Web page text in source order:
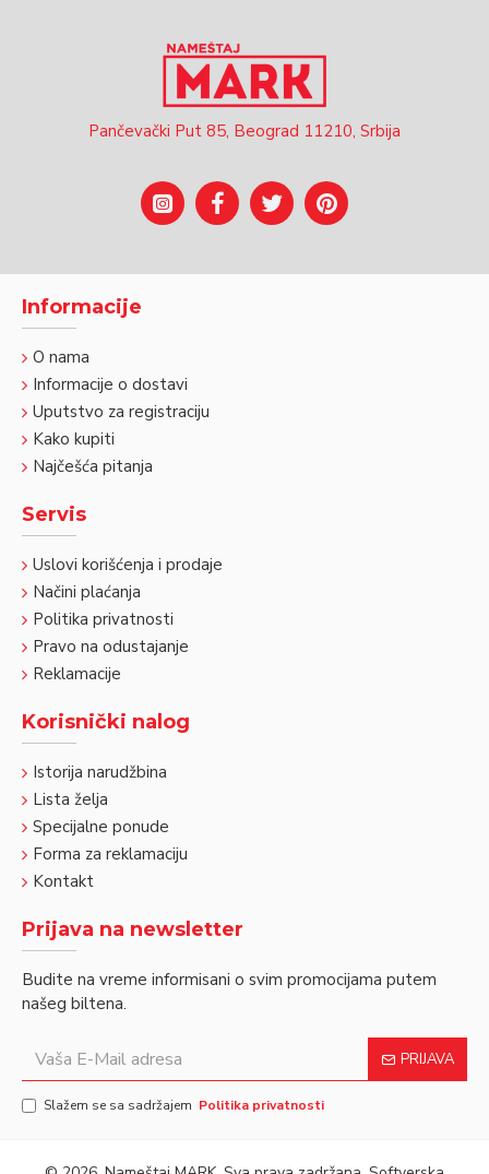
Pančevački Put 85, Beograd 11210, Srbija
Informacije
O nama
Informacije o dostavi
Uputstvo za registraciju
Kako kupiti
Najčešća pitanja
Servis
Uslovi korišćenja i prodaje
Načini plaćanja
Politika privatnosti
Pravo na odustajanje
Reklamacije
Korisnički nalog
Istorija narudžbina
Lista želja
Specijalne ponude
Forma za reklamaciju
Kontakt
Prijava na newsletter
Budite na vreme informisani o svim promocijama putem
našeg biltena.
PRIJAVA
Slažem se sa sadržajem Politika privatnosti